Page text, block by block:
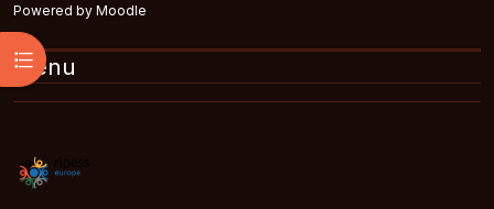
Apri indice del corso
Powered by Moodle
Menu